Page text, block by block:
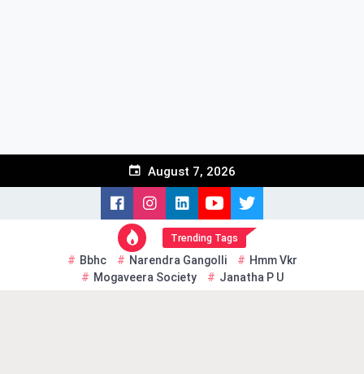
August 7, 2026
Trending Tags
Bbhc Narendra Gangolli
Hmm Vkr
Mogaveera Society
Janatha P U